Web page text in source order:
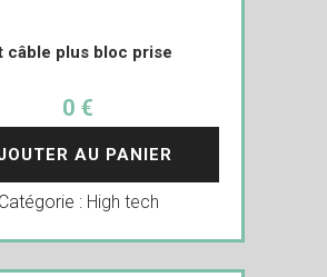
câble plus bloc prise
0 €
AU PANIER
Catégorie : High tech